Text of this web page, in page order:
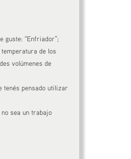
guste: “Enfriador”;
de los
volúmenes de
tenés pensado utilizar
sea un trabajo